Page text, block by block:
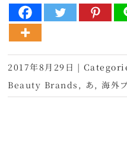
2017年8月29日 |
Beauty Brands , あ ,海外